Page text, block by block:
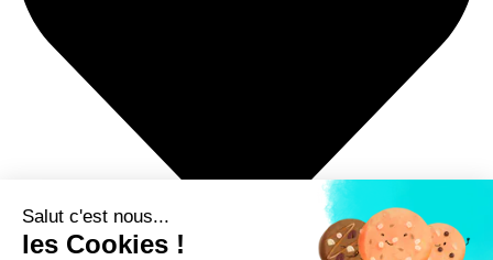
Salut c'est nous...
les Cookies !